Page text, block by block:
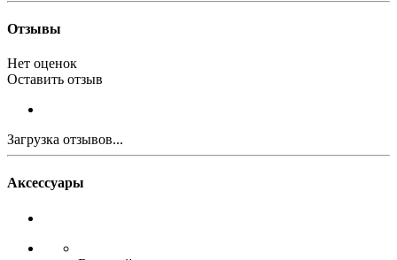
Отзывы
Нет оценок
Оставить отзыв
Загрузка отзывов...
Аксессуары